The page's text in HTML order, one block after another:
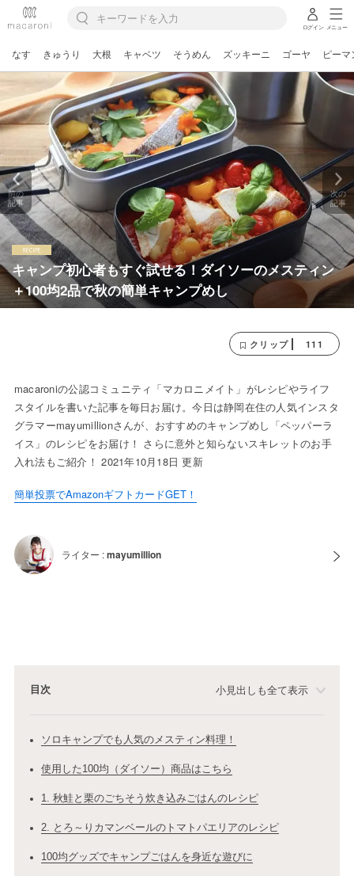
ログイン メニュー
なす きゅうり 大根 キャベツ そうめん ズッキーニ ゴーヤ ピーマ
キャンプ初心者もすぐ試せる！ダイソーのメスティン
＋100均2品で秋の簡単キャンプめし
前の
記事
次の
記事
クリップ 111
macaroniの公認コミュニティ「マカロニメイト」がレシピやライフ
スタイルを書いた記事を毎日お届け。今日は静岡在住の人気インスタ
グラマーmayumillionさんが、おすすめのキャンプめし「ペッパーラ
イス」のレシピをお届け！ さらに意外と知らないスキレットのお手
入れ法もご紹介！ 2021年10月18日 更新
簡単投票でAmazonギフトカードGET！
ライター :mayumillion
目次 小見出しも全て表示
ソロキャンプでも人気のメスティン料理！
使用した100均（ダイソー）商品はこちら
1. 秋鮭と栗のごちそう炊き込みごはんのレシピ
2. とろ～りカマンベールのトマトパエリアのレシピ
100均グッズでキャンプごはんを身近な遊びに